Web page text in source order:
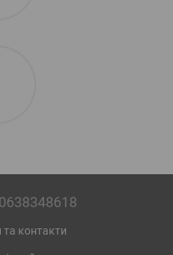
0638348618
та контакти